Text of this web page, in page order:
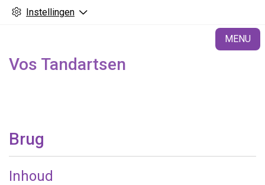
Instellingen
MENU
Vos Tandartsen
Brug
Inhoud